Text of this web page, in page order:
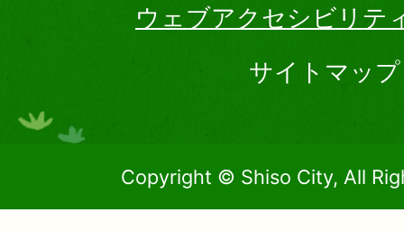
ウェブアクセシビリテ
サイトマップ
Copyright © Shiso City, All